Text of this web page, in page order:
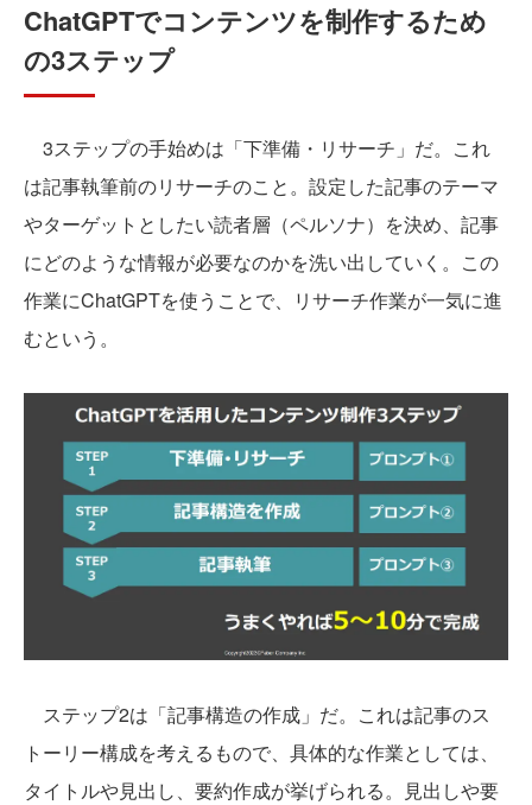
ChatGPTでコンテンツを制作するため
の3ステップ
3ステップの手始めは「下準備・リサーチ」だ。これ
は記事執筆前のリサーチのこと。設定した記事のテーマ
やターゲットとしたい読者層（ペルソナ）を決め、記事
にどのような情報が必要なのかを洗い出していく。この
作業にChatGPTを使うことで、リサーチ作業が一気に進
むという。
ステップ2は「記事構造の作成」だ。これは記事のス
トーリー構成を考えるもので、具体的な作業としては、
タイトルや見出し、要約作成が挙げられる。見出しや要